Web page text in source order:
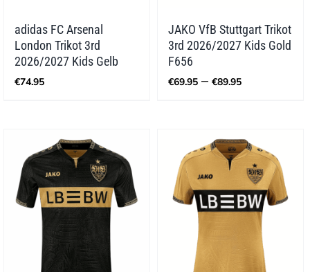
adidas FC Arsenal
London Trikot 3rd
2026/2027 Kids Gelb
€74.95
JAKO VfB Stuttgart Trikot
3rd 2026/2027 Kids Gold
F656
€69.95 – €89.95